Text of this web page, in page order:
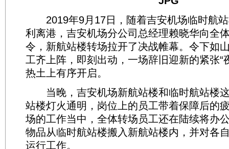
2019年9月17日，随着吉安机场临时航站
利离港，吉安机场分公司总经理赖晓华向全
令，新航站楼转场拉开了决战帷幕。令下如
工齐上阵，即刻出动，一场辞旧迎新的紧张“
热土上有序开启。
当晚，吉安机场新航站楼和临时航站楼
站楼灯火通明，岗位上的员工带着保障后的
场的工作当中，全体转场员工还在陆续将办
物品从临时航站楼搬入新航站楼内，并对各
运行工作。